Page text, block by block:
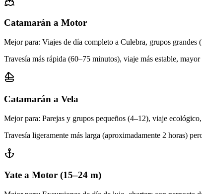
Catamarán a Motor
Mejor para: Viajes de día completo a Culebra, grupos grandes
Travesía más rápida (60–75 minutos), viaje más estable,
Catamarán a Vela
Mejor para: Parejas y grupos pequeños (4–12), viaje
Travesía ligeramente más larga (aproximadamente 2 horas)
Yate a Motor (15–24 m)